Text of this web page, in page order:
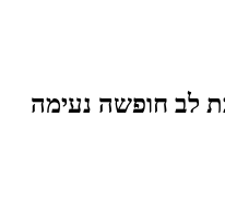
לב חופשה נעימה